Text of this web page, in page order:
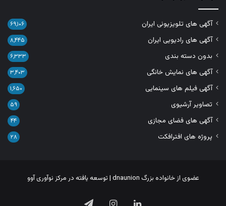
آگهی های تلویزیونی ایران ۶۹,۱۰۶
آگهی های رادیویی ایران ۸,۴۴۵
بدون دسته بندی ۶,۳۳۳
آگهی های نمایش خانگی ۳,۴۰۳
آگهی فیلم های سینمایی ۱,۶۵۰
تصاویر آرشیوی ۵۹
آگهی های فضای مجازی ۴۴
پروژه های افترافکت ۲۸
عضوی از خانواده بزرگ dnaunion | توسعه یافته در مرکز نوآوری آوو
لینکدیناینستاگرامتلگرام